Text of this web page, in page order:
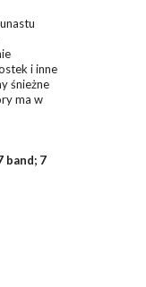
i inne
śnieżne
ma w
band; 7